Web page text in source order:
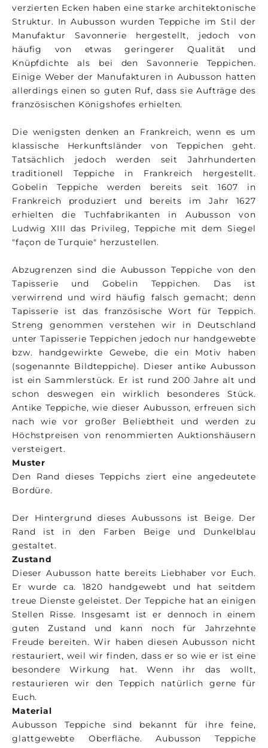
verzierten Ecken haben eine starke architektonische
Struktur. In Aubusson wurden Teppiche im Stil der
Manufaktur Savonnerie hergestellt, jedoch von
häufig von etwas geringerer Qualität und
Knüpfdichte als bei den Savonnerie Teppichen.
Einige Weber der Manufakturen in Aubusson hatten
allerdings einen so guten Ruf, dass sie Aufträge des
französischen Königshofes erhielten.
Die wenigsten denken an Frankreich, wenn es um
klassische Herkunftsländer von Teppichen geht.
Tatsächlich jedoch werden seit Jahrhunderten
traditionell Teppiche in Frankreich hergestellt.
Gobelin Teppiche werden bereits seit 1607 in
Frankreich produziert und bereits im Jahr 1627
erhielten die Tuchfabrikanten in Aubusson von
Ludwig XIII das Privileg, Teppiche mit dem Siegel
"façon de Turquie" herzustellen.
Abzugrenzen sind die Aubusson Teppiche von den
Tapisserie und Gobelin Teppichen. Das ist
verwirrend und wird häufig falsch gemacht; denn
Tapisserie ist das französische Wort für Teppich.
Streng genommen verstehen wir in Deutschland
unter Tapisserie Teppichen jedoch nur handgewebte
bzw. handgewirkte Gewebe, die ein Motiv haben
(sogenannte Bildteppiche). Dieser antike Aubusson
ist ein Sammlerstück. Er ist rund 200 Jahre alt und
schon deswegen ein wirklich besonderes Stück.
Antike Teppiche, wie dieser Aubusson, erfreuen sich
nach wie vor großer Beliebtheit und werden zu
Höchstpreisen von renommierten Auktionshäusern
versteigert.
Muster
Den Rand dieses Teppichs ziert eine angedeutete
Bordüre.
Der Hintergrund dieses Aubussons ist Beige. Der
Rand ist in den Farben Beige und Dunkelblau
gestaltet.
Zustand
Dieser Aubusson hatte bereits Liebhaber vor Euch.
Er wurde ca. 1820 handgewebt und hat seitdem
treue Dienste geleistet. Der Teppiche hat an einigen
Stellen Risse. Insgesamt ist er dennoch in einem
guten Zustand und kann noch für Jahrzehnte
Freude bereiten. Wir haben diesen Aubusson nicht
restauriert, weil wir finden, dass er so wie er ist eine
besondere Wirkung hat. Wenn ihr das wollt,
restaurieren wir den Teppich natürlich gerne für
Euch.
Material
Aubusson Teppiche sind bekannt für ihre feine,
glattgewebte Oberfläche. Aubusson Teppiche